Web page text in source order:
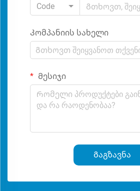
Code
Კომპანიის სახელი
Მესიჯი
Გაგზავნა